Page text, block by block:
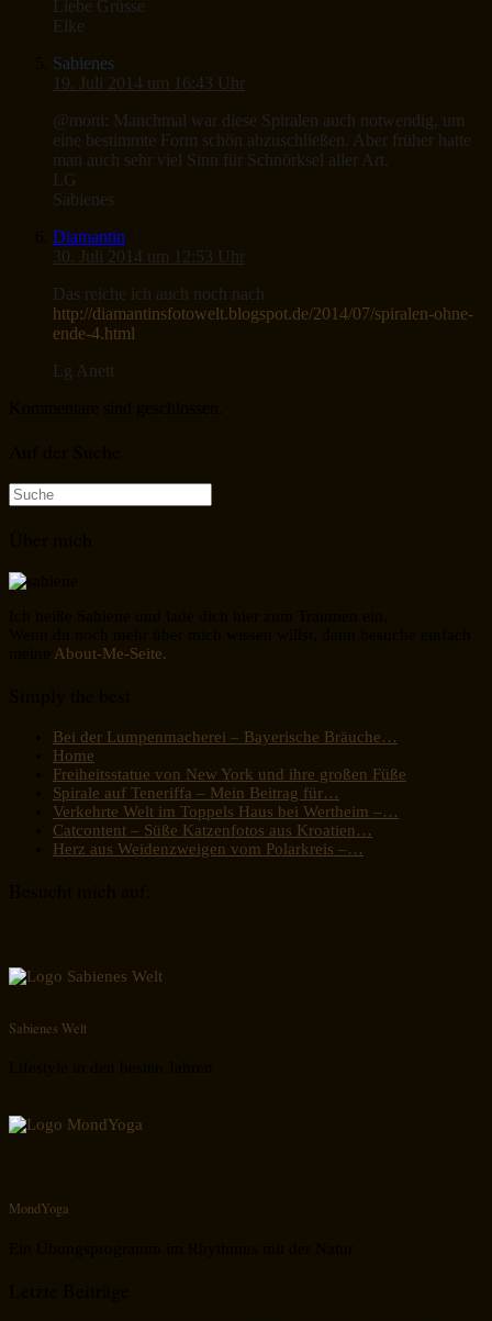
Liebe Grüsse
Elke
Sabienes
19. Juli 2014 um 16:43 Uhr
@moni: Manchmal war diese Spiralen auch notwendig, um
eine bestimmte Form schön abzuschließen. Aber früher hatte
man auch sehr viel Sinn für Schnörksel aller Art.
LG
Sabienes
Diamantin
30. Juli 2014 um 12:53 Uhr
Das reiche ich auch noch nach
http://diamantinsfotowelt.blogspot.de/2014/07/spiralen-ohne-
ende-4.html
Lg Anett
Suche
nach:
About-Me-Seite.
Bei der Lumpenmacherei – Bayerische Bräuche…
Home
Freiheitsstatue von New York und ihre großen Füße
Spirale auf Teneriffa – Mein Beitrag für…
Verkehrte Welt im Toppels Haus bei Wertheim –…
Catcontent – Süße Katzenfotos aus Kroatien…
Herz aus Weidenzweigen vom Polarkreis –…
Sabienes Welt
MondYoga